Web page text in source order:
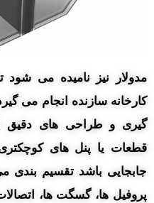
مدولار نیز نامیده می
کارخانه سازنده انجام می
گیری و طراحی های دقیق
قطعات یا پنل های
جابجایی باشد تقسیم بندی
پروفیل ها، گسگت ها،